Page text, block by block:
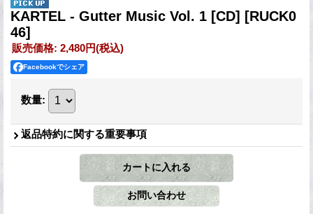
KARTEL - Gutter Music Vol. 1 [CD] [RUCK0
46]
販売価格: 2,480円(税込)
Facebookでシェア
数量:
返品特約に関する重要事項